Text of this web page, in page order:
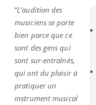
“L’audition des
musiciens se porte
bien parce que ce
sont des gens qui
sont sur-entraînés,
qui ont du plaisir à
pratiquer un
instrument musical